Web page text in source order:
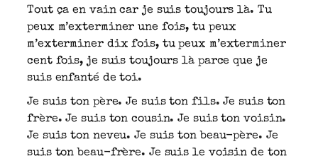
Tout ça en vain car je suis toujours là. Tu
peux m’exterminer une fois, tu peux
m’exterminer dix fois, tu peux m’exterminer
cent fois, je suis toujours là parce que je
suis enfanté de toi.
Je suis ton père. Je suis ton fils. Je suis ton
frère. Je suis ton cousin. Je suis ton voisin.
Je suis ton neveu. Je suis ton beau-père. Je
suis ton beau-frère. Je suis le voisin de ton